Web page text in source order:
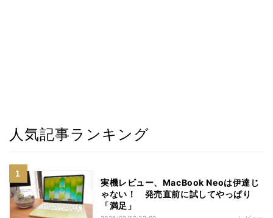
人気記事ランキング
実機レビュー、MacBook Neoは伊達じ
ゃない！ 発売直前に試してやっぱり
「満足」